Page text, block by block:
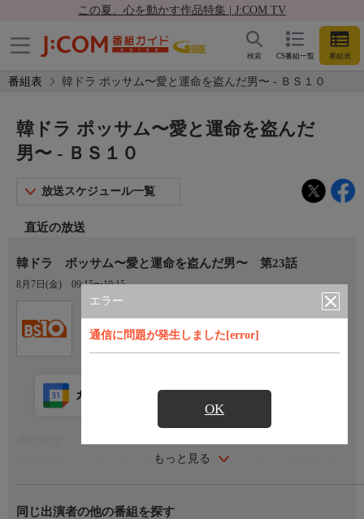
この夏、心を動かす作品特集 | J:COM TV
CS番組一覧 番組表
検索
番組表 韓ドラ ポッサム〜愛と運命を盗んだ男〜 - ＢＳ１０
エラー
通信に問題が発生しました[error]
OK
韓ドラ ポッサム〜愛と運命を盗んだ
男〜 - ＢＳ１０
放送スケジュール一覧
直近の放送
韓ドラ ポッサム〜愛と運命を盗んだ男〜 第23話
8月7日(金) 09:15〜10:15
もっと見る
カレンダー登録 アプリ視聴
屋敷に帰り、元妻が舞い戻ったことを知ったバウは、彼女を追い
たことで進退窮まった元妻は、スギョンが生きていることを知ら
同じ出演者の他の番組を探す